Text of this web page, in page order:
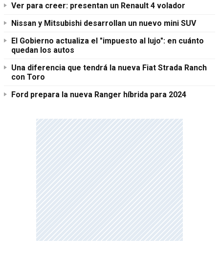
Ver para creer: presentan un Renault 4 volador
Nissan y Mitsubishi desarrollan un nuevo mini SUV
El Gobierno actualiza el "impuesto al lujo": en cuánto
quedan los autos
Una diferencia que tendrá la nueva Fiat Strada Ranch
con Toro
Ford prepara la nueva Ranger híbrida para 2024